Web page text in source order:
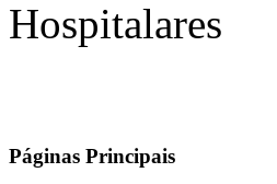
Páginas Principais